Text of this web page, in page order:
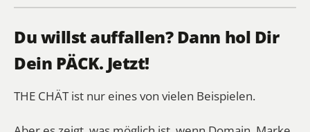
Du willst auffallen? Dann hol Dir
Dein PÄCK. Jetzt!
THE CHÄT ist nur eines von vielen Beispielen.